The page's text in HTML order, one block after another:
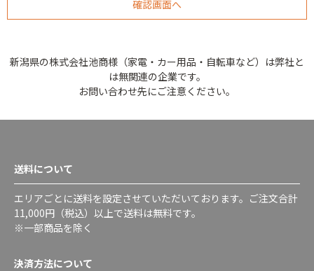
新潟県の株式会社池商様（家電・カー用品・自転車など）は弊社と
は無関連の企業です。
お問い合わせ先にご注意ください。
送料について
エリアごとに送料を設定させていただいております。ご注文合計
11,000円（税込）以上で送料は無料です。
※一部商品を除く
決済方法について